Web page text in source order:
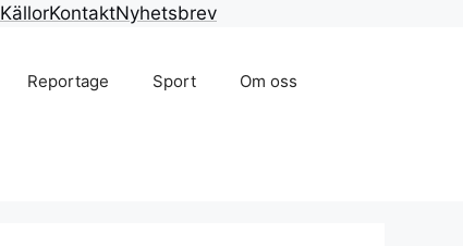
KällorKontaktNyhetsbrev
Reportage Sport Om oss